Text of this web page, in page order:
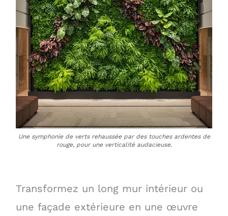
Une symphonie de verts rehaussée par des touches ardentes de
rouge, pour une verticalité audacieuse.
Transformez un long mur intérieur ou
une façade extérieure en une œuvre